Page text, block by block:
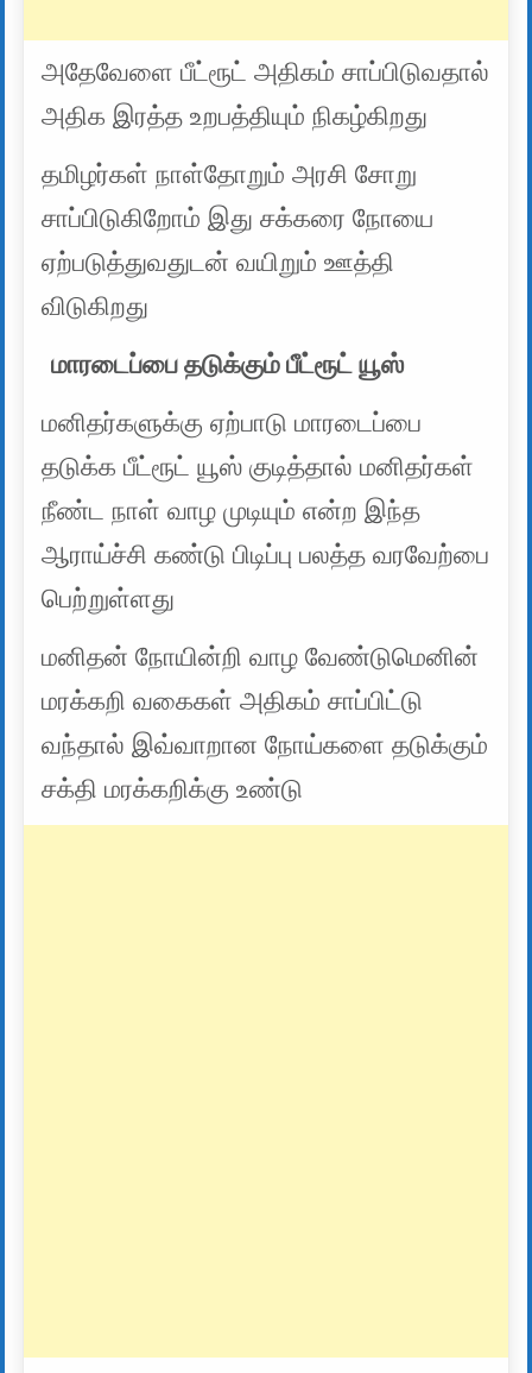
அதேவேளை பீட்ரூட் அதிகம் சாப்பிடுவதால்
அதிக இரத்த உறபத்தியும் நிகழ்கிறது
தமிழர்கள் நாள்தோறும் அரசி சோறு
சாப்பிடுகிறோம் இது சக்கரை நோயை
ஏற்படுத்துவதுடன் வயிறும் ஊத்தி
விடுகிறது
மாரடைப்பை தடுக்கும் பீட்ரூட் யூஸ்
மனிதர்களுக்கு ஏற்பாடு மாரடைப்பை
தடுக்க பீட்ரூட் யூஸ் குடித்தால் மனிதர்கள்
நீண்ட நாள் வாழ முடியும் என்ற இந்த
ஆராய்ச்சி கண்டு பிடிப்பு பலத்த வரவேற்பை
பெற்றுள்ளது
மனிதன் நோயின்றி வாழ வேண்டுமெனின்
மரக்கறி வகைகள் அதிகம் சாப்பிட்டு
வந்தால் இவ்வாறான நோய்களை தடுக்கும்
சக்தி மரக்கறிக்கு உண்டு